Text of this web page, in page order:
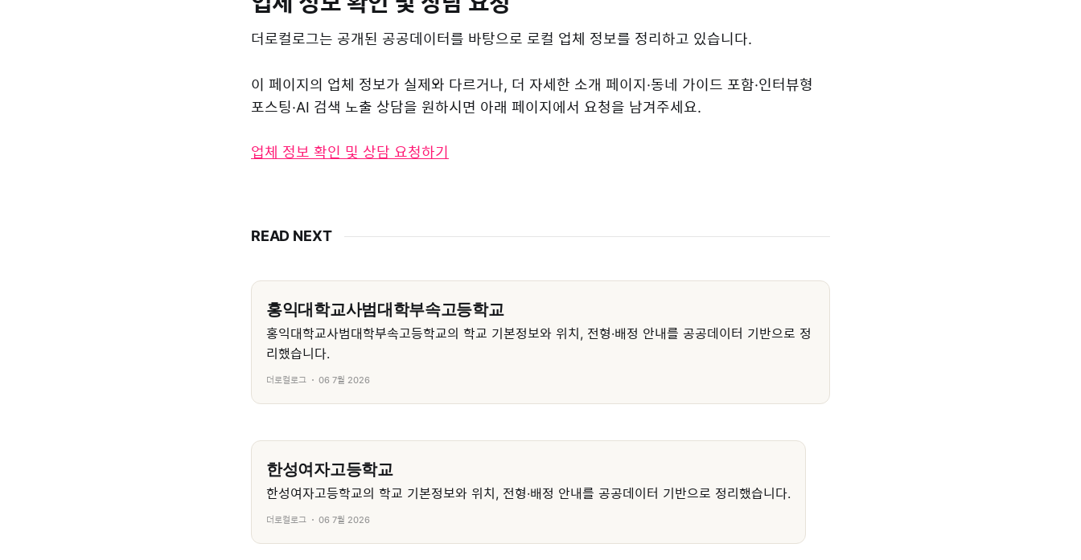
더로컬로그는 공개된 공공데이터를 바탕으로 로컬 업체 정보를 정리하고 있습니다.
이 페이지의 업체 정보가 실제와 다르거나, 더 자세한 소개 페이지·동네 가이드 포함·인터뷰형
포스팅·AI 검색 노출 상담을 원하시면 아래 페이지에서 요청을 남겨주세요.
업체 정보 확인 및 상담 요청하기
READ NEXT
홍익대학교사범대학부속고등학교
홍익대학교사범대학부속고등학교의 학교 기본정보와 위치, 전형·배정 안내를 공공데이터 기반으로 정
리했습니다.
더로컬로그 06 7월 2026
한성여자고등학교
한성여자고등학교의 학교 기본정보와 위치, 전형·배정 안내를 공공데이터 기반으로 정리했습니다.
더로컬로그 06 7월 2026